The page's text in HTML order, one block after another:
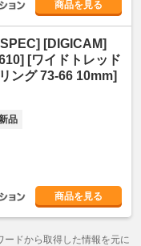
商品を見る
[DIGICAM]
[ワイドトレッド
ング 73-66 10mm]
品
商品を見る
ドから取得した情報を元に